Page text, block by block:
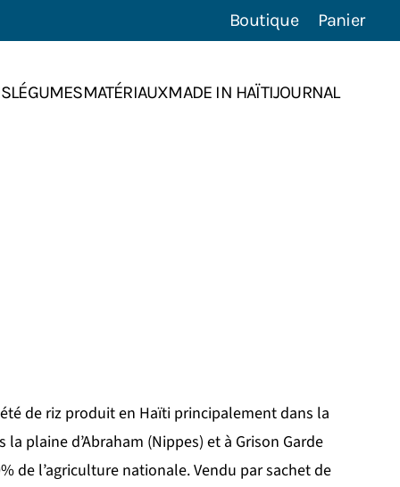
Boutique Panier
LÉGUMESMATÉRIAUXMADE IN HAÏTIJOURNAL
de riz produit en Haïti principalement dans la
la plaine d’Abraham (Nippes) et à Grison Garde
de l’agriculture nationale. Vendu par sachet de